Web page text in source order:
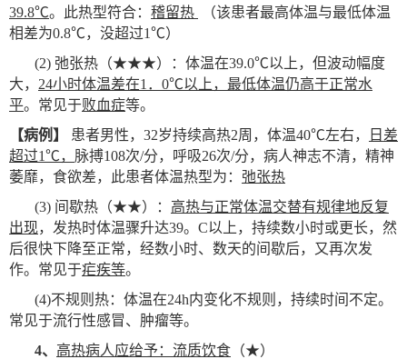
39.8℃。此热型符合： 稽留热
（该患者最高体温与最低体温
相差为0.8℃，没超过1℃）
(2) 弛张热（★★★）：体温在39.0℃以上，但波动幅度
大， 24小时体温差在1．0℃以上，最低体温仍高于正常水
平。常见于败血症等。
【病例】
患者男性，32岁持续高热2周，体温40℃左右，
日差
超过1℃， 脉搏108次/分，呼吸26次/分，病人神志不清，精神
萎靡，食欲差，此患者体温热型为： 弛张热
(3) 间歇热（★★）： 高热与正常体温交替有规律地反复
出现，发热时体温骤升达39。C以上，持续数小时或更长，然
后很快下降至正常，经数小时、数天的间歇后，又再次发
作。常见于疟疾等。
(4)不规则热：体温在24h内变化不规则，持续时间不定。
常见于流行性感冒、肿瘤等。
4、 高热病人应给予：流质饮食 （★）